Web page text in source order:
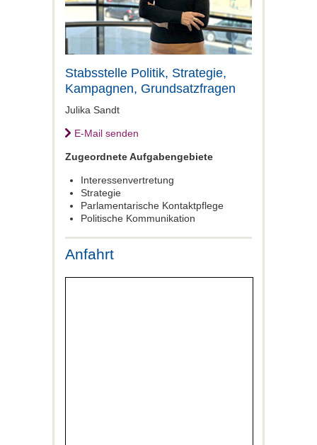
Stabsstelle Politik, Strategie,
Kampagnen, Grundsatzfragen
Julika Sandt
E-Mail senden
Zugeordnete Aufgabengebiete
Interessenvertretung
Strategie
Parlamentarische Kontaktpflege
Politische Kommunikation
Anfahrt